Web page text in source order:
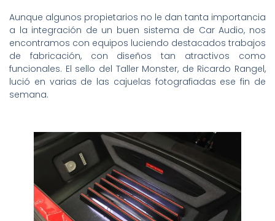
Aunque algunos propietarios no le dan tanta importancia
a la integración de un buen sistema de Car Audio, nos
encontramos con equipos luciendo destacados trabajos
de fabricación, con diseños tan atractivos como
funcionales. El sello del Taller Monster, de Ricardo Rangel,
lució en varias de las cajuelas fotografiadas ese fin de
semana.